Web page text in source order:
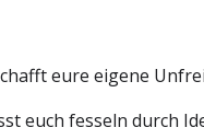
eure eigene
euch fesseln durch